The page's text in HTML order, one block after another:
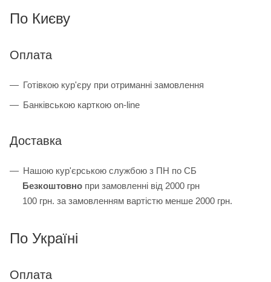
По Києву
Оплата
Готівкою кур'єру при отриманні замовлення
Банківською карткою on-line
Доставка
Нашою кур'єрською службою з ПН по СБ
Безкоштовно при замовленні від 2000 грн
100 грн. за замовленням вартістю менше 2000 грн.
По Україні
Оплата